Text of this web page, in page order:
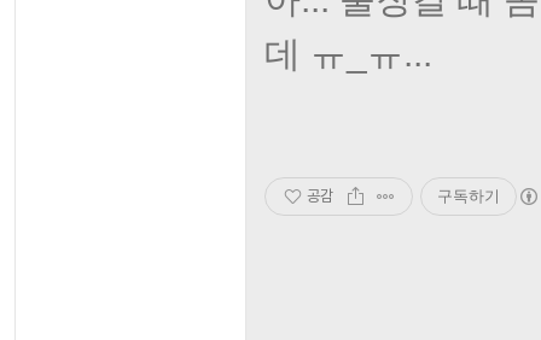
데 ㅠ_ㅠ...
공감 구독하기